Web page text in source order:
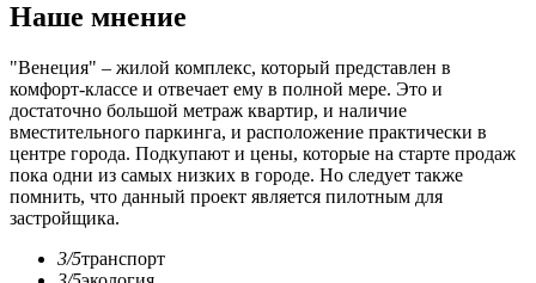
Наше мнение
"Венеция" – жилой комплекс, который представлен в
комфорт-классе и отвечает ему в полной мере. Это и
достаточно большой метраж квартир, и наличие
вместительного паркинга, и расположение практически в
центре города. Подкупают и цены, которые на старте продаж
пока одни из самых низких в городе. Но следует также
помнить, что данный проект является пилотным для
застройщика.
3/5транспорт